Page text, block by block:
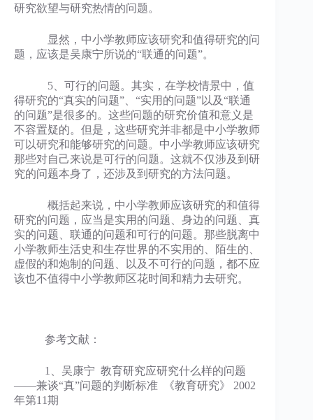
研究欲望与研究热情的问题。
显然，中小学教师应该研究和值得研究的问
题，应该是吴康宁所说的“联通的问题”。
5、可行的问题。其实，在学校情景中，值
得研究的“真实的问题”、“实用的问题”以及“联通
的问题”是很多的。这些问题的研究价值和意义是
不容置疑的。但是，这些研究并非都是中小学教师
可以研究和能够研究的问题。中小学教师应该研究
那些对自己来说是可行的问题。这就不仅涉及到研
究的问题本身了，还涉及到研究的方法问题。
概括起来说，中小学教师应该研究的和值得
研究的问题，应当是实用的问题、身边的问题、真
实的问题、联通的问题和可行的问题。那些脱离中
小学教师生活史和生存世界的不实用的、陌生的、
虚假的和炮制的问题、以及不可行的问题，都不应
该也不值得中小学教师区花时间和精力去研究。
参考文献：
1、吴康宁 教育研究应研究什么样的问题
——兼谈“真”问题的判断标准 《教育研究》 2002
年第11期